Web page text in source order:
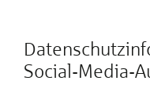
Social-Media-